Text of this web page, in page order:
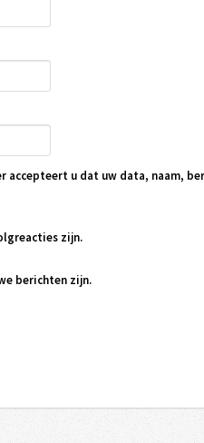
accepteert u dat uw data, naam,
zijn.
berichten zijn.